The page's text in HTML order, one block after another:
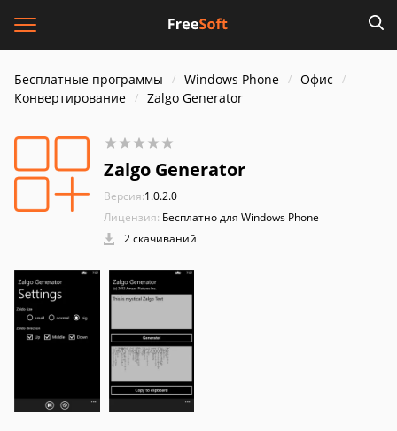
Бесплатные программы Windows Phone
Офис
Конвертирование
Zalgo Generator
Zalgo Generator
Версия:1.0.2.0
Лицензия: Бесплатно для Windows Phone
2 скачиваний